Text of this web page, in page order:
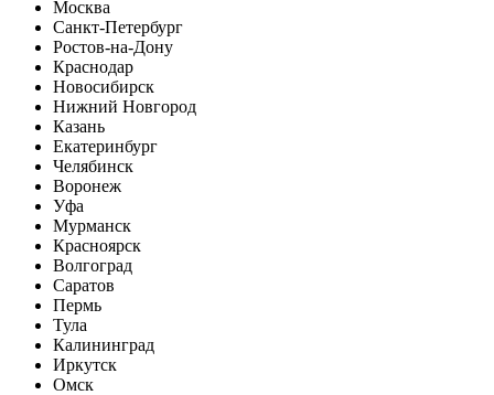
Москва
Санкт-Петербург
Ростов-на-Дону
Краснодар
Новосибирск
Нижний Новгород
Казань
Екатеринбург
Челябинск
Воронеж
Уфа
Мурманск
Красноярск
Волгоград
Саратов
Пермь
Тула
Калининград
Иркутск
Омск